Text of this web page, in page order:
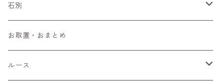
ペンダントトップ
ブローチ
チャーム
石別
アイオライト
アウイナイト
お取置・おまとめ
ルース